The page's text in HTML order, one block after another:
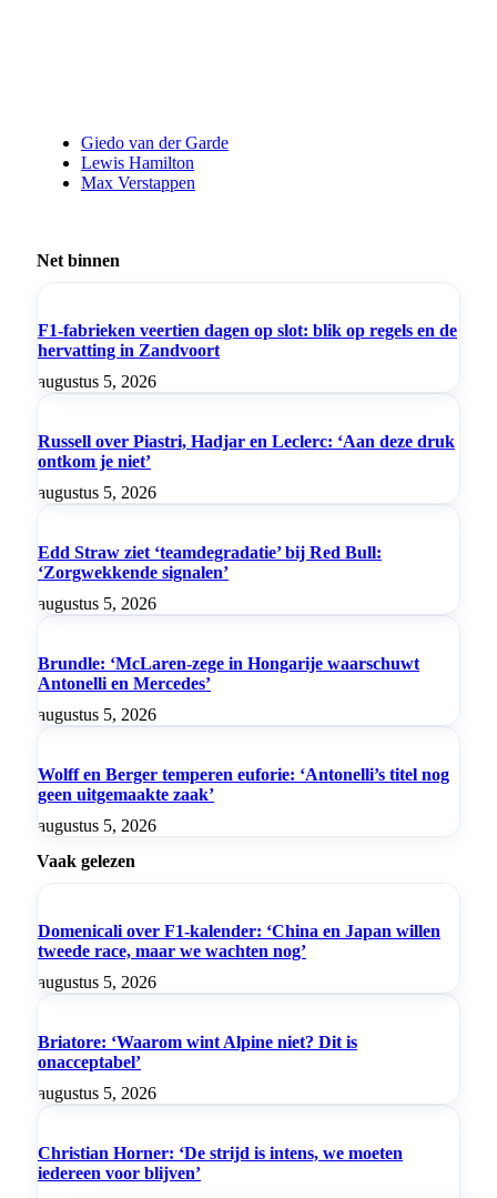
Giedo van der Garde
Lewis Hamilton
Max Verstappen
Net binnen
F1-fabrieken veertien dagen op slot: blik op regels en de
hervatting in Zandvoort
augustus 5, 2026
Russell over Piastri, Hadjar en Leclerc: ‘Aan deze druk
ontkom je niet’
augustus 5, 2026
Edd Straw ziet ‘teamdegradatie’ bij Red Bull:
‘Zorgwekkende signalen’
augustus 5, 2026
Brundle: ‘McLaren-zege in Hongarije waarschuwt
Antonelli en Mercedes’
augustus 5, 2026
Wolff en Berger temperen euforie: ‘Antonelli’s titel nog
geen uitgemaakte zaak’
augustus 5, 2026
Vaak gelezen
Domenicali over F1-kalender: ‘China en Japan willen
tweede race, maar we wachten nog’
augustus 5, 2026
Briatore: ‘Waarom wint Alpine niet? Dit is
onacceptabel’
augustus 5, 2026
Christian Horner: ‘De strijd is intens, we moeten
iedereen voor blijven’